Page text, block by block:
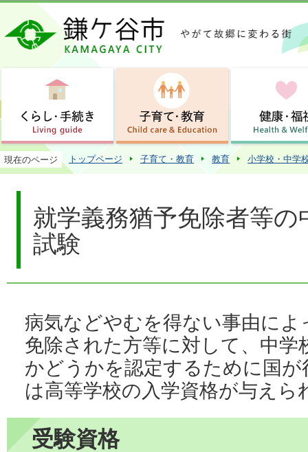
この
現在のページ トップページ 子育て・教育 教育 小学校・中学
就学義務猶予免除者等
試験
病気などやむを得ない事由に
免除された方等に対して、中学
かどうかを認定するために国
は高等学校の入学資格が与えら
受験資格